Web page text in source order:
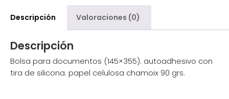
Descripción Valoraciones (0)
Descripción
Bolsa para documentos (145×355). autoadhesivo con
tira de silicona. papel celulosa chamoix 90 grs.